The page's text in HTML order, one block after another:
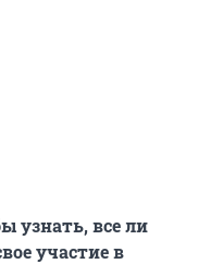
узнать, все ли
участие в